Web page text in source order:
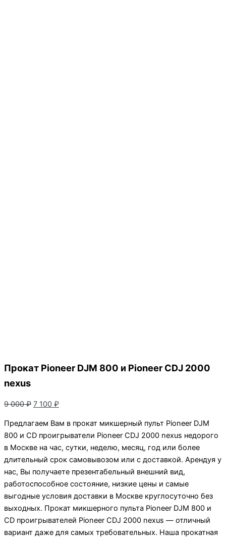
Прокат Pioneer DJM 800 и Pioneer CDJ 2000
nexus
9 000₽ Первоначальная
составляла
9
000 ₽.
7 100 ₽Текущая
7
100 ₽.
Предлагаем Вам в прокат микшерный пульт Pioneer DJM
800 и CD проигрыватели Pioneer CDJ 2000 nexus недорого
в Москве на час, сутки, неделю, месяц, год или более
длительный срок самовывозом или с доставкой. Арендуя у
нас, Вы получаете презентабельный внешний вид,
работоспособное состояние, низкие цены и самые
выгодные условия доставки в Москве круглосуточно без
выходных. Прокат микшерного пульта Pioneer DJM 800 и
CD проигрывателей Pioneer CDJ 2000 nexus — отличный
вариант даже для самых требовательных. Наша прокатная